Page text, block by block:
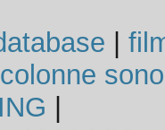
colonne